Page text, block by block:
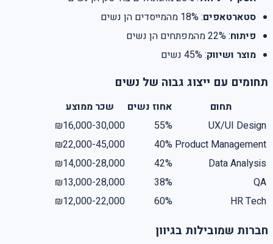
סטארטאפים: 18% מהמייסדים הן נשים
פיתוח: 22% מהמפתחים הן נשים
מוצר ושיווק: 45% נשים
תחומים עם ייצוג גבוה של נשים
תחום אחוז נשים
שכר ממוצע
UX/UI Design
55%
₪16,000-30,000
Product Management
40%
₪22,000-45,000
Data Analysis
42%
₪14,000-28,000
QA
38%
₪13,000-28,000
HR Tech
60%
₪12,000-22,000
חברות שמובילות בגיוון